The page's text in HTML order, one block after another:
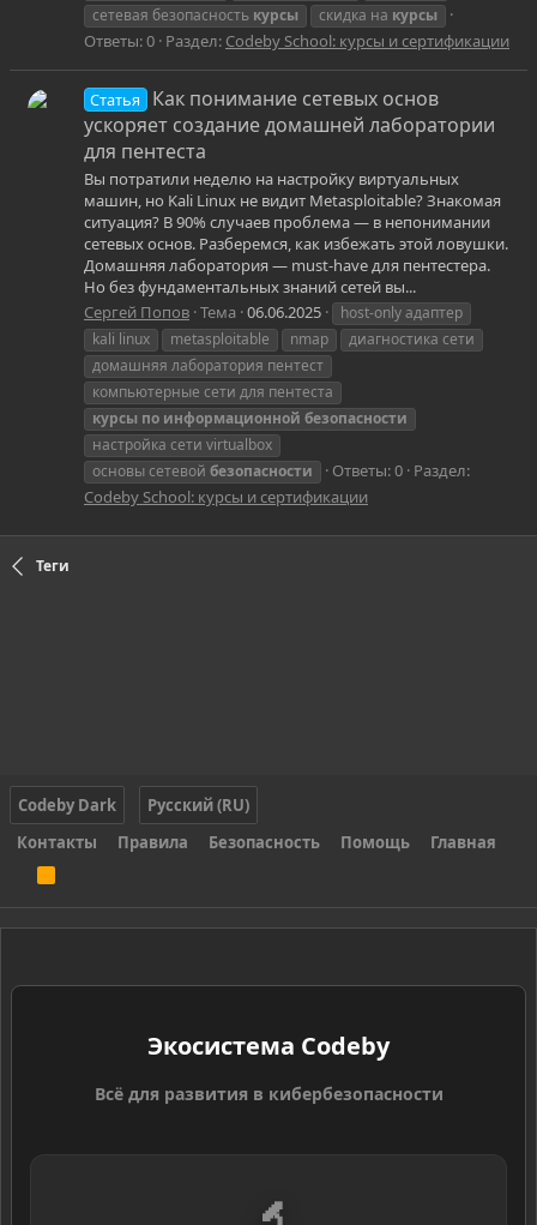
сетевая безопасность курсы скидка на курсы
Ответы: 0 Раздел: Codeby School: курсы и сертификации
Статья
Как понимание сетевых основ
ускоряет создание домашней лаборатории
для пентеста
Вы потратили неделю на настройку виртуальных
машин, но Kali Linux не видит Metasploitable? Знакомая
ситуация? В 90% случаев проблема — в непонимании
сетевых основ. Разберемся, как избежать этой ловушки.
Домашняя лаборатория — must-have для пентестера.
Но без фундаментальных знаний сетей вы...
Сергей Попов Тема 06.06.2025
host-only адаптер
kali linux
metasploitable nmap
диагностика сети
домашняя лаборатория пентест
компьютерные сети для пентеста
курсы по информационной безопасности
настройка сети virtualbox
основы сетевой безопасности Ответы: 0 Раздел:
Codeby School: курсы и сертификации
Теги
Codeby Dark
Русский (RU)
Контакты
Правила Безопасность Помощь Главная
S
Экосистема Codeby
Всё для развития в кибербезопасности